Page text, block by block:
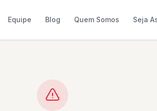
Equipe Blog Quem Somos Seja